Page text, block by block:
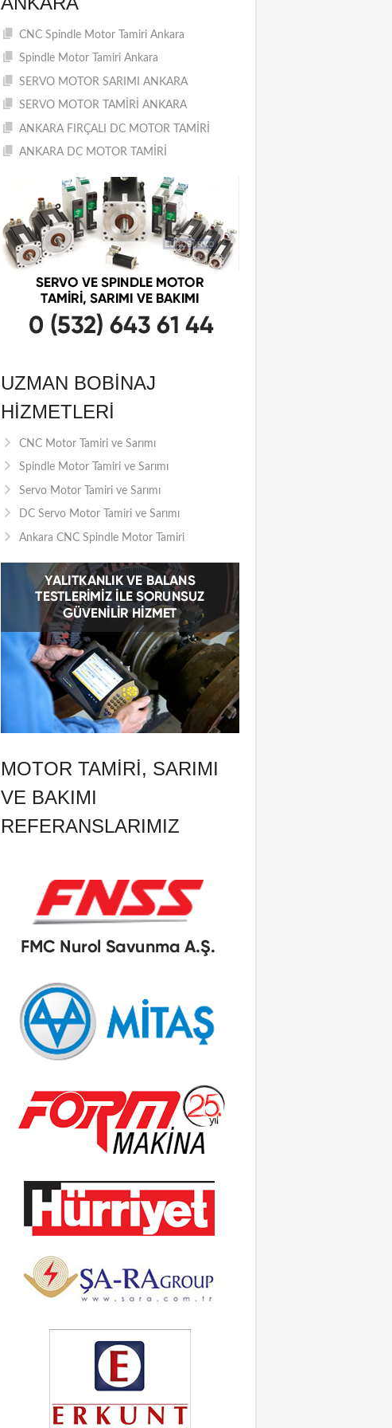
CNC Spindle Motor Tamiri Ankara
Spindle Motor Tamiri Ankara
SERVO MOTOR SARIMI ANKARA
SERVO MOTOR TAMİRİ ANKARA
ANKARA FIRÇALI DC MOTOR TAMİRİ
ANKARA DC MOTOR TAMİRİ
UZMAN BOBINAJ
HIZMETLERI
CNC Motor Tamiri ve Sarımı
Spindle Motor Tamiri ve Sarımı
Servo Motor Tamiri ve Sarımı
DC Servo Motor Tamiri ve Sarımı
Ankara CNC Spindle Motor Tamiri
MOTOR TAMIRI, SARIMI
VE BAKIMI
REFERANSLARIMIZ